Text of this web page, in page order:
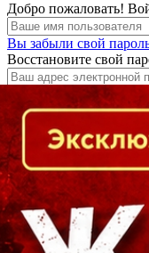
Добро пожаловать!
Вы забыли свой
Восстановите свой
Кто есть кто в